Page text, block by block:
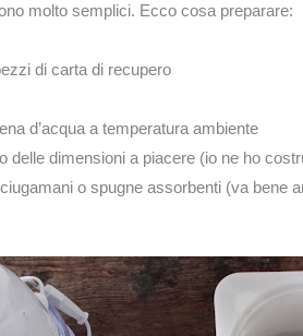
molto semplici. Ecco cosa preparare:
di carta di recupero
d’acqua a temperatura ambiente
delle dimensioni a piacere (io ne ho
o spugne assorbenti (va bene